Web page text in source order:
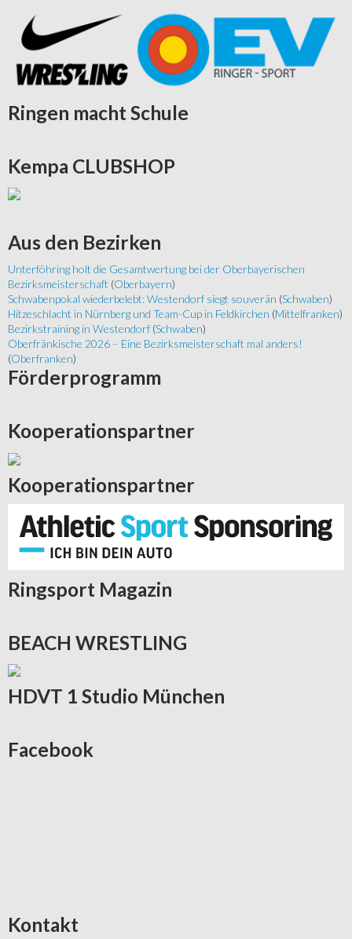
Ringen macht Schule
Kempa CLUBSHOP
Aus den Bezirken
Unterföhring holt die Gesamtwertung bei der Oberbayerischen
Bezirksmeisterschaft (Oberbayern)
Schwabenpokal wiederbelebt: Westendorf siegt souverän (Schwaben)
Hitzeschlacht in Nürnberg und Team-Cup in Feldkirchen (Mittelfranken)
Bezirkstraining in Westendorf (Schwaben)
Oberfränkische 2026 – Eine Bezirksmeisterschaft mal anders!
(Oberfranken)
Förderprogramm
Kooperationspartner
Kooperationspartner
Ringsport Magazin
BEACH WRESTLING
HDVT 1 Studio München
Facebook
Kontakt